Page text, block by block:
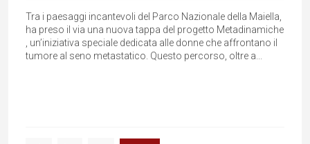
Tra i paesaggi incantevoli del Parco Nazionale della Maiella,
ha preso il via una nuova tappa del progetto Metadinamiche
, un’iniziativa speciale dedicata alle donne che affrontano il
tumore al seno metastatico. Questo percorso, oltre a...